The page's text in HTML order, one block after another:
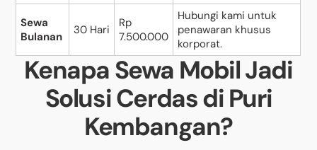
Sewa
Bulanan
30 Hari
Rp
7.500.000
Hubungi kami untuk
penawaran khusus
korporat.
Kenapa Sewa Mobil Jadi
Solusi Cerdas di Puri
Kembangan?